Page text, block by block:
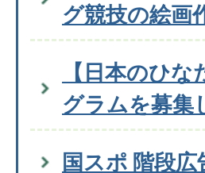
グ競技の絵画
【日本のひ
グラムを募集
国スポ 階段